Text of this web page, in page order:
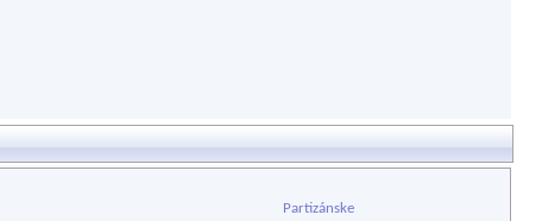
Partizánske